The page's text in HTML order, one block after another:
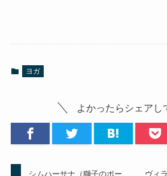
ヨガ
よかったらシェアし
シムハーサナ（獅子のポー
ヴィ